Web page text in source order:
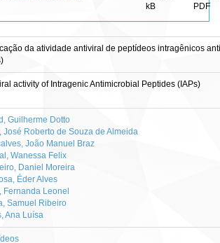
kB
PDF
da atividade antiviral de peptídeos intragênicos
activity of Intragenic Antimicrobial Peptides (IAPs)
Guilherme Dotto
José Roberto de Souza de Almeida
João Manuel Braz
Wanessa Felix
Daniel Moreira
Éder Alves
Fernanda Leonel
Samuel Ribeiro
Ana Luísa